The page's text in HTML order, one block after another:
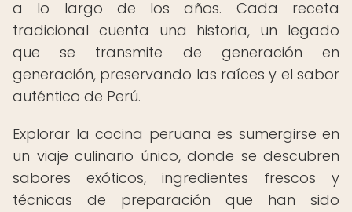
a lo largo de los años. Cada receta
tradicional cuenta una historia, un legado
que se transmite de generación en
generación, preservando las raíces y el sabor
auténtico de Perú.
Explorar la cocina peruana es sumergirse en
un viaje culinario único, donde se descubren
sabores exóticos, ingredientes frescos y
técnicas de preparación que han sido